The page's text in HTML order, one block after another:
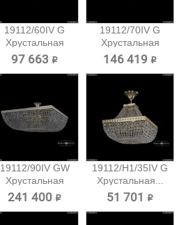
19112/60IV G
Хрустальная
потолочная...
97 663 ₽
19112/70IV G
Хрустальная
потолочная...
146 419 ₽
19112/90IV GW
Хрустальная
потолочная...
241 400 ₽
19112/H1/35IV G
Хрустальная...
51 701 ₽